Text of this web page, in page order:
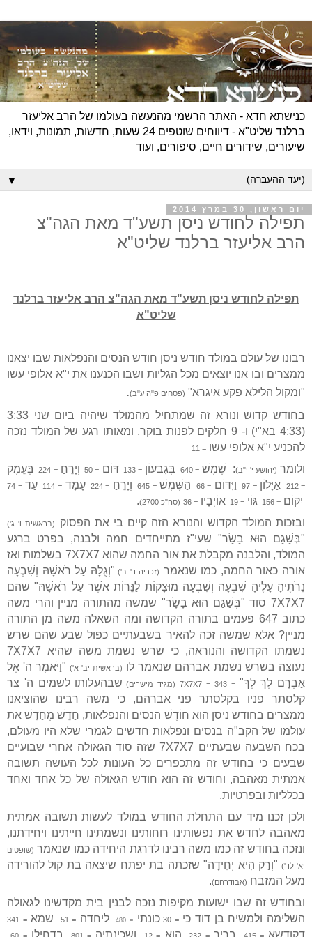
כנישתא חדא - האתר הרשמי מהנעשה בעולמו של הרב אליעזר
ברלנד שליט"א - דיווחים שוטפים 24 שעות, חדשות, תמונות, וידאו,
שיעורים, שידורים חיים, סיפורים, ועוד
▼
יום ראשון, 30 במרץ 2014
תפילה לחודש ניסן תשע"ד מאת הגה"צ
הרב אליעזר ברלנד שליט"א
תפילה לחודש ניסן תשע"ד מאת הגה"צ הרב אליעזר ברלנד
שליט"א
רבונו של עולם במולד חודש ניסן חודש הנסים והנפלאות שבו יצאנו
ממצרים ובו אנו יוצאים מכל הגליות ושבו הכנענו את י"א אלופי עשו
"ומקול הלילא פקע איגרא" (פסחים פ"ה ע"ב).
בחודש קדוש ונורא זה שמתחיל מהמולד שיהיה ביום שני 3:33
(4:33 בא"י) ו- 9 חלקים לפנות בוקר, ומאותו רגע של המולד נזכה
להכניע י"א אלופי עשו = 11
ולומר (יהושע י' י"ב): שֶׁמֶשׁ= 640 בְּגִבעוֹן = 133 דּוֹם = 50 וְיָרֵחַ= 224 בְּעֵמֶק
= 212 אַיָּלוֹן = 97 וַיִּדּוֹם = 66 הַשֶּׁמֶשׁ= 645 וְיָרֵחַ = 224 עָמָד = 114 עַד = 74
יִקּוֹם = 156 גּוֹי = 19 אוֹיְבָיו = 36 (סה"כ 2700)
.
ובזכות המולד הקדוש והנורא הזה קיים בי את הפסוק
(בראשית ו' ג')
"בְּשַׁגַּם הוּא בָשָׂר" שעי"ז מתייחדים חמה ולבנה, בפרט ברגע
המולד, והלבנה מקבלת את אור החמה שהוא 7
X
7
X
7 בשלמות ואז
אורה כאור החמה, כמו שנאמר (זכריה ד' ב') "וְגֻלָּהּ עַל רֹאשָׁהּ וְשִׁבְעָה
נֵרֹתֶיהָ עָלֶיהָ שִׁבְעָה וְשִׁבְעָה מוּצָקוֹת לַנֵּרוֹת אֲשֶׁר עַל רֹאשָׁהּ" שהם
7
X
7
X
7 סוד "בְּשַׁגַּם הוּא בָשָׂר" שמשה מהתורה מניין והרי משה
כתוב 647 פעמים בתורה הקדושה ומה השאלה משה מן התורה
מניין? אלא שמשה זכה להאיר בשבעתיים כפול שבע שהם שרש
נשמתו הקדושה והנוראה, כי שרש נשמת משה שהיא 7
X
7
X
7
נעוצה בשרש נשמת אברהם שנאמר לו (בראשית יב' א') "וַיֹּאמֶר ה' אֶל
אַבְרָם לֶךְ לְךָ"= 343 = 7
X
7
X7 (מגיד מישרים)
שבהעלותו לשמים ה' צר
קלסתר פניו בקלסתר פני אברהם, כי משה רבינו שהוציאנו
ממצרים בחודש ניסן הוא חוֹדֶשׁ הנסים והנפלאות, חַדֵשׁ מְחַדֵשׁ את
עולמו של הקב"ה בנסים ונפלאות חדשים לגמרי שלא היו מעולם,
בכח השבעה שבעתיים 7
X
7
X 7 שזה סוד הגאולה אחרי שבועיים
שבעים כי בחודש זה מתכפרים כל העונות לכל העושה תשובה
אמתית מאהבה, וחודש זה הוא חודש הגאולה של כל אחד ואחד
בכלליות ובפרטיות.
ולכן זכנו מיד עם התחלת החודש במולד לעשות תשובה אמתית
מאהבה לחדש את נפשותינו רוחותינו ונשמתינו חייתינו ויחידתנו,
ונזכה בחודש זה כמו משה רבינו לדרגת היחידה כמו שנאמר (שופטים
יא' לד') "וְרַק הִיא יְחִידָה" שזכתה בת יפתח שיצאה בת קול להורידה
מעל המזבח (אבודרהם).
ובחודש זה שבו ישועות מקיפות נזכה לבנין בית מקדשינו לגאולה
השלימה ולמשיח בן דוד כי= 30 כונתי= 480 ליחדה = 51 שמא= 341